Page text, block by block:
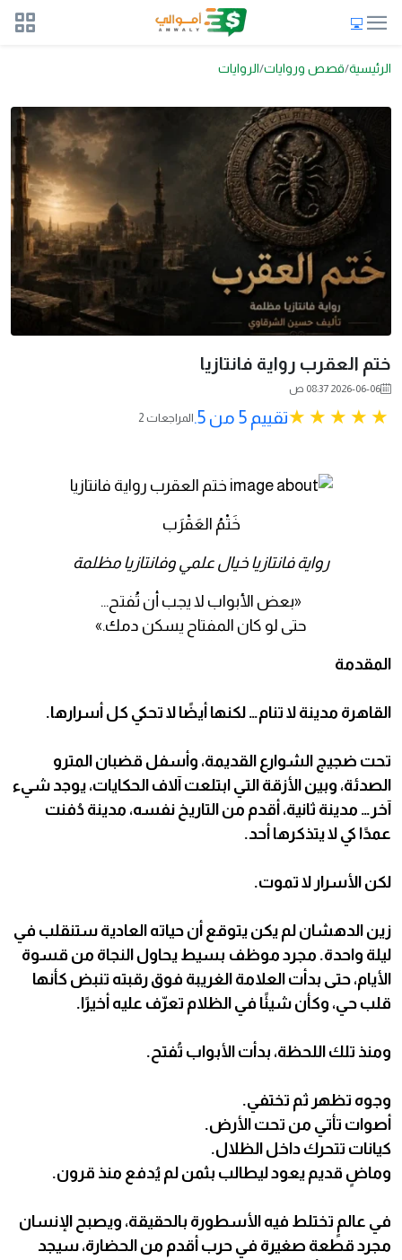
الرئيسية قصص وروايات الروايات
ختم العقرب رواية فانتازيا
2026-06-06 08:37 ص
تقييم 5 من 5. 2 المراجعات
خَتْمُ العَقْرَب
رواية فانتازيا خيال علمي وفانتازيا مظلمة
«بعض الأبواب لا يجب أن تُفتح…
حتى لو كان المفتاح يسكن دمك.»
المقدمة
القاهرة مدينة لا تنام… لكنها أيضًا لا تحكي كل أسرارها.
تحت ضجيج الشوارع القديمة، وأسفل قضبان المترو
الصدئة، وبين الأزقة التي ابتلعت آلاف الحكايات، يوجد شيء
آخر… مدينة ثانية، أقدم من التاريخ نفسه، مدينة دُفنت
عمدًا كي لا يتذكرها أحد.
لكن الأسرار لا تموت.
زين الدهشان لم يكن يتوقع أن حياته العادية ستنقلب في
ليلة واحدة. مجرد موظف بسيط يحاول النجاة من قسوة
الأيام، حتى بدأت العلامة الغريبة فوق رقبته تنبض كأنها
قلب حي، وكأن شيئًا في الظلام تعرّف عليه أخيرًا.
ومنذ تلك اللحظة، بدأت الأبواب تُفتح.
وجوه تظهر ثم تختفي.
أصوات تأتي من تحت الأرض.
كيانات تتحرك داخل الظلال.
وماضٍ قديم يعود ليطالب بثمن لم يُدفع منذ قرون.
في عالمٍ تختلط فيه الأسطورة بالحقيقة، ويصبح الإنسان
مجرد قطعة صغيرة في حرب أقدم من الحضارة، سيجد